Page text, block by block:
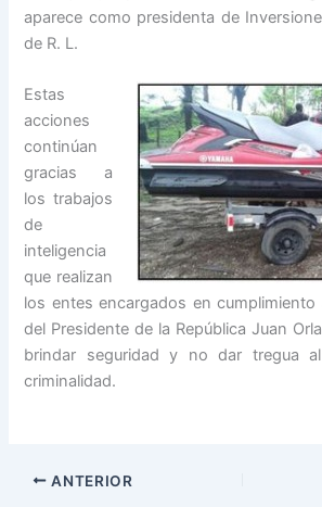
aparece como presidenta de
de R. L.
Estas
acciones
continúan
gracias a
los trabajos
de
inteligencia
que realizan
los entes encargados en
del Presidente de la República Juan
brindar seguridad y no dar tregua
criminalidad.
ANTERIOR